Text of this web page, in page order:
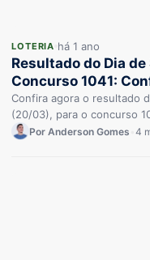
LOTERIA há 1 ano
Resultado do Dia
Concurso 1041:
Confira agora o resultado
(20/03), para o concurso
Por Anderson Gomes 4